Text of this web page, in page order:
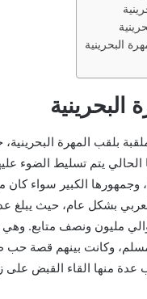
البحرينية
بلقب المهرة
يتم تسليط الضوء
وجمهورها الكبير سواء كان
بشكل عام، حيث يبلغ
مليون ونصف متابع.
وكانت بينهم قصة حب
عدة منها القاء القبض على